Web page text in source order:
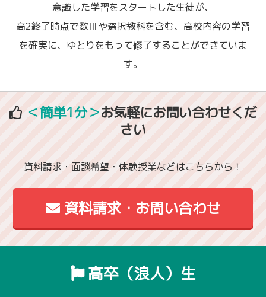
意識した学習をスタートした生徒が、
高2終了時点で数Ⅲや選択教科を含む、高校内容の学習
を確実に、ゆとりをもって修了することができていま
す。
＜簡単1分＞お気軽にお問い合わせくだ
さい
資料請求・面談希望・体験授業などはこちらから！
資料請求・お問い合わせ
高卒（浪人）生